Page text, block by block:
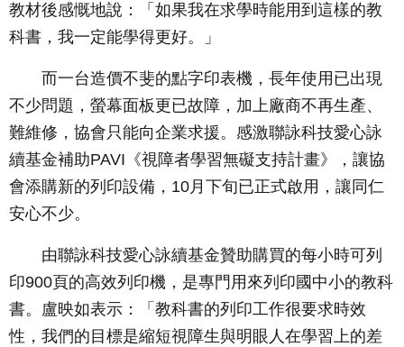
教材後感慨地說：「如果我在求學時能用到這樣的教
科書，我一定能學得更好。」
而一台造價不斐的點字印表機，長年使用已出現
不少問題，螢幕面板更已故障，加上廠商不再生產、
難維修，協會只能向企業求援。感激聯詠科技愛心詠
續基金補助PAVI《視障者學習無礙支持計畫》，讓協
會添購新的列印設備，10月下旬已正式啟用，讓同仁
安心不少。
由聯詠科技愛心詠續基金贊助購買的每小時可列
印900頁的高效列印機，是專門用來列印國中小的教科
書。盧映如表示：「教科書的列印工作很要求時效
性，我們的目標是縮短視障生與明眼人在學習上的差